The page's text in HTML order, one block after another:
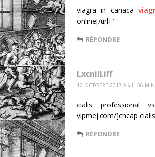
viagra in canada
online[/url] ’
RÉPONDRE
LxcnilLiff
12 OCTOBRE 2017 Á 6 H 56 MIN
cialis professional
vipmej.com/]cheap
RÉPONDRE